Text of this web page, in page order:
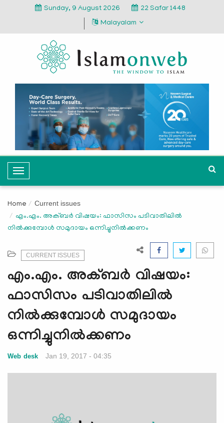
Sunday, 9 August 2026
22 Safar 1448
Malayalam
T
o
g
l
e
v
i
g
t
o
n
Home Current issues
എം.എം. അക്ബര്‍ വിഷയം: ഫാസിസം പടിവാതിലില്‍
നില്‍ക്കുമ്പോള്‍ സമുദായം ഒന്നിച്ചുനില്‍ക്കണം
CURRENT ISSUES
എം.എം. അക്ബര്‍ വിഷയം:
ഫാസിസം പടിവാതിലില്‍
നില്‍ക്കുമ്പോള്‍ സമുദായം
ഒന്നിച്ചുനില്‍ക്കണം
Web desk Jan 19, 2017 - 04:35